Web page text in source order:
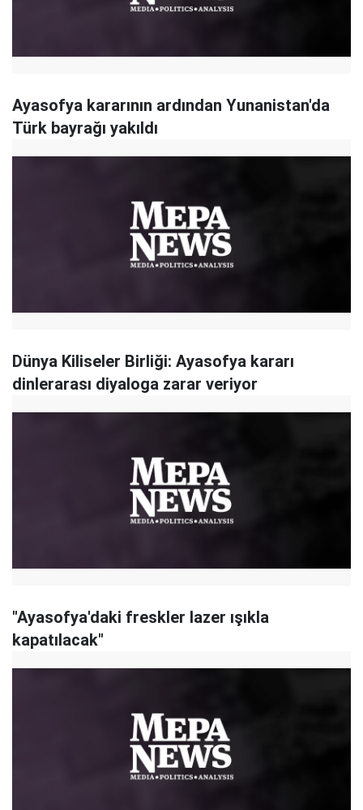
Ayasofya kararının ardından Yunanistan'da
Türk bayrağı yakıldı
Dünya Kiliseler Birliği: Ayasofya kararı
dinlerarası diyaloga zarar veriyor
"Ayasofya'daki freskler lazer ışıkla
kapatılacak"